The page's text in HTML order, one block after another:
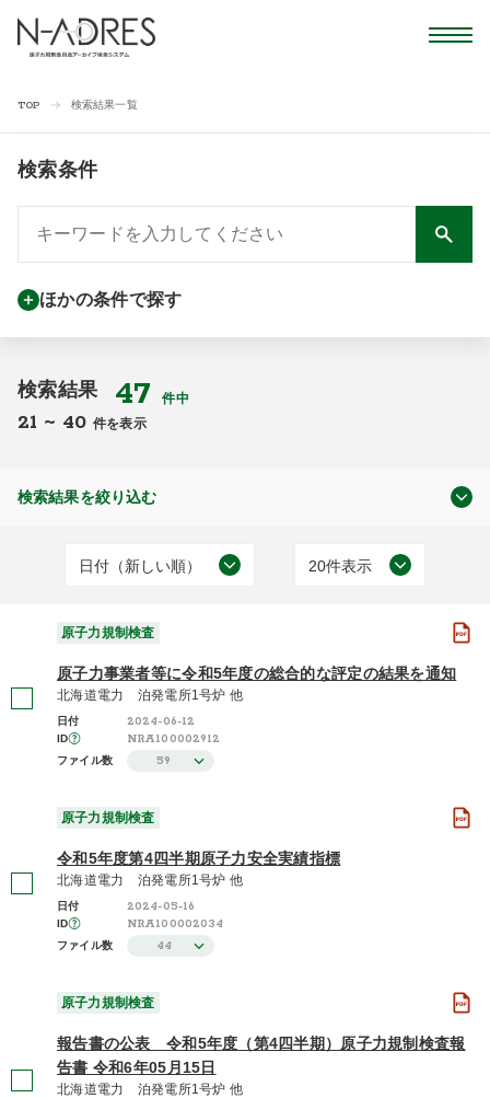
TOP 検索結果一覧
検索条件
ほかの条件で探す
検索結果 47件中
21 ~ 40 件を表示
検索結果を絞り込む
(39)
(8)
2023年度 / 令和5年度
(2)
2021年度 / 令和3年度
さらに表示する
日付（新しい順）
施設（昇順）
施設（降順）
タイトル（降順）
関連性
20件表示
原子力規制検査
原子力事業者等に令和5年度の総合的な評定の結果を通知
北海道電力 泊発電所1号炉 他
日付 2024-06-12
ID NRA100002912
ファイル数 59
原子力規制検査
令和5年度第4四半期原子力安全実績指標
北海道電力 泊発電所1号炉 他
日付 2024-05-16
ID NRA100002034
ファイル数 44
原子力規制検査
報告書の公表 令和5年度（第4四半期）原子力規制検査報
告書 令和6年05月15日
北海道電力 泊発電所1号炉 他